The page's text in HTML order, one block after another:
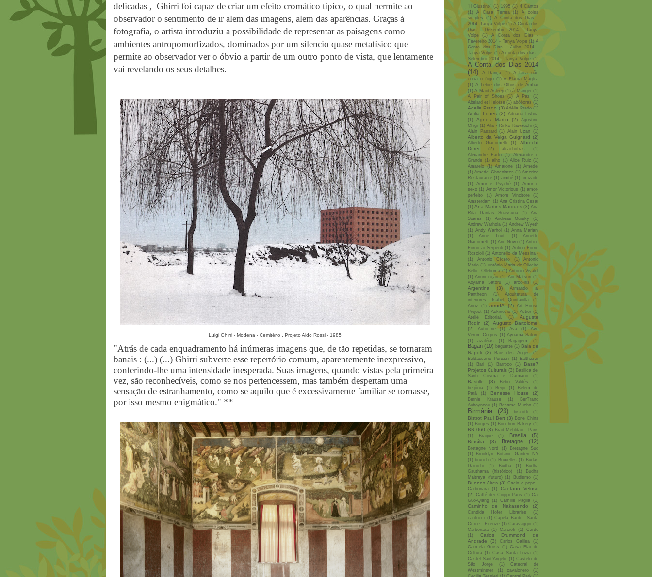
delicadas , Ghirri foi capaz de criar um efeito cromático típico, o qual permite ao
observador o sentimento de ir alem das imagens, alem das aparências. Graças à
fotografia, o artista introduziu a possibilidade de representar as paisagens como
ambientes antropomorfizados, dominados por um silencio quase metafísico que
permite ao observador ver o óbvio a partir de um outro ponto de vista, que lentamente
vai revelando os seus detalhes.
Luigi Ghirri - Modena - Cemitério , Projeto Aldo Rossi - 1985
"Atrás de cada enquadramento há inúmeras imagens que, de tão repetidas, se tornaram
banais : (...) (...) Ghirri subverte esse repertório comum, aparentemente inexpressivo,
conferindo-lhe uma intensidade inesperada. Suas imagens, quando vistas pela primeira
vez, são reconhecíveis, como se nos pertencessem, mas também despertam uma
sensação de estranhamento, como se aquilo que é excessivamente familiar se tornasse,
por isso mesmo enigmático." **
"Il Giustino" (1) 1995 (1) 4 Cantos
(1)
A Casa Térrea (1)
A coisa
simples
(1)
A Conta dos Dias -
2014 -Tanya Volpe (1) A Conta dos
Dias - Dezembro 2014 - Tanya
Volpe
(1)
A Conta dos Dias -
Fevereiro 2014 - Tanya Volpe (1) A
Conta dos Dias - Julho 2014 -
Tanya Volpe (1) A conta dos dias -
Setembro 2014 - Tanya Volpe (1)
A Conta dos Dias 2014
(14)
A Dança (1)
A faca não
corta o fogo (1) A Flauta Mágica
(1) A Lebre dos Olhos de Âmbar
(1) A Maid Asleep (1) à Manger (1)
A Pair of Shoes
(1) A Paz
(1)
Abélard et Heloïse (1) abóboras (1)
Adelia Prado (3) Adélia Prado (1)
Adilia Lopes (2) Adriana Lisboa
(1)
Agnes Martin (2)
Agostino
Chigi (1) Aila - Rinko Kawauchi (1)
Alain Passard
(1) Alain Uzan (1)
Alberto da Veiga Guignard (2)
Alberto Giacometti (1)
Albrecht
Dürer
(2) alcachofras
(1)
Alexandre Farto
(1)
Alexandre o
Grande (1) alho (1) Alice Ruiz (1)
Amarelo (1) Amarone (1) Amedei
(1) Amedei Chocolates (1) America
Restaurante (1) amitié (1) amizade
(1)
Amor e Psyché (1)
Amor e
sexo (1) Amor Victorious (1) amor-
perfeito
(1) Amore Vincitore
(1)
Amsterdam (1) Ana Cristina Cesar
(1) Ana Martins Marques (3) Ana
Rita Dantas Suassuna
(1)
Ana
Soares
(1) Andreas Gursky
(1)
Andrew Warhola (1) Andrew Wyeth
(1) Andy Warhol (1) Anna Mariani
(1)
Anne Truitt (1)
Annette
Giacometti (1) Ano Novo (1) Antico
Forno ai Serpenti (1) Antico Forno
Roscioli (1) Antonello da Messina -
(1)
Antonio Cícero (1)
Antonio
Maria (1) António Maria de Oliveira
Bello –Olleboma (1) Antonio Vivaldi
(1) Anunciação (1) Aoi Matsuri (1)
Aoyama Satoru
(1) arco-iris (1)
Argentina (3)
Armando al
Pantheon
(1)
Arquitetura de
interiores. Isabel Quintanilla
(1)
Arroz
(1) arrudA (2)
Art House
Project (1) Askinosie (1) Astier (1)
Ateliê Editorial.
(1)
Auguste
Rodin
(2)
Augusto Bartolomei
(2)
Automne (1) Ava (1)
Ave
Verum Corpus (1) Ayoama Satoru
(1)
azaléias (1) Bagagem. (1)
Bagan (10) baguette (1) Baia de
Napoli
(2) Baie des Anges
(1)
Baldassarre Peruzzi (1)
Balthazar
(1)
Bari (1) Barroco (1)
Base7
Projetos Culturais (3) Basilica dei
Santi Cosma e Damiano
(1)
Bastille (3) Bebo Valdés
(1)
begônia
(1) Beijo (1)
Belem do
Pará
(1) Benesse House (2)
Bernie Krause (1)
BerTrand
Auboyneau (1) Besame Mucho (1)
Birmânia (23) biscotti (1)
Bistrot Paul Bert (3) Bone China
(1) Borges (1) Bouchon Bakery (1)
BR 060 (3) Brad Mehldau - Paris
(1)
Braque (1) Brasilia (5)
Brasília (3) Bretagne (12)
Bretagne Nord (1)
Bretagne Sud
(1)
Brooklyn Botanic Garden NY
(1) brunch (1) Bruxelles (1)
Budas
Dainichi
(1) Budha (1)
Budha
Gauthama (histórico)
(1)
Budha
Maitreya (futuro) (1) Budismo (1)
Buenos Aires (3) Cacio e pepe .
Carbonara
(1)
Caetano Veloso
(2) Caffé dei Cioppi Paris (1) Cai
Guo-Qiang (1) Camille Paglia (1)
Caminho de Nakasendo (2)
Candida Höfer Libraries
(1)
cantucci (1) Capela Bardi - Santa
Croce - Firenze (1) Caravaggio (1)
Carbonara (1) Carciofi (1) Cardo
(1)
Carlos Drummond de
Andrade
(3) Carlos Galilea
(1)
Carmela Gross
(1) Casa Fiat de
Cultura (1) Casa Santa Luzia (1)
Castel Sant'Angelo (1) Castelo de
São Jorge
(1)
Catedral de
Westminster
(1) cavalonero
(1)